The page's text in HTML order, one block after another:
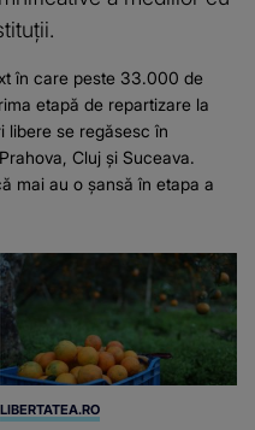
în care peste 33.000 de
etapă de repartizare la
libere se regăsesc în
Cluj și Suceava.
mai au o șansă în etapa a
LIBERTATEA.RO